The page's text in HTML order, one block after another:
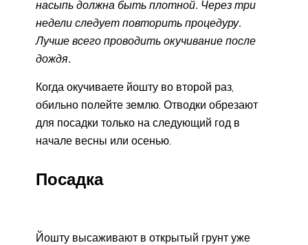
насыпь должна быть плотной. Через три
недели следует повторить процедуру.
Лучше всего проводить окучивание после
дождя.
Когда окучиваете йошту во второй раз,
обильно полейте землю. Отводки обрезают
для посадки только на следующий год в
начале весны или осенью.
Посадка
Йошту высаживают в открытый грунт уже